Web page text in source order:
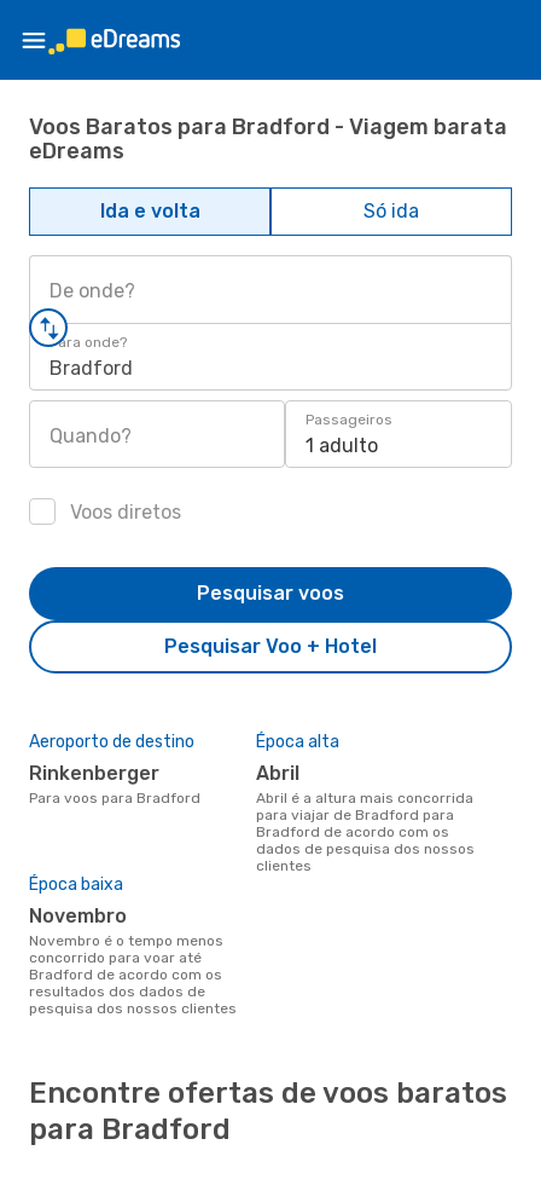
Voos Baratos para Bradford - Viagem barata
eDreams
Ida e volta Só ida
De onde?
Para onde?
Bradford
Quando?
Passageiros
1 adulto
Voos diretos
Pesquisar Voo + Hotel
Pesquisar voos
Aeroporto de destino
Rinkenberger
Para voos para Bradford
Época alta
abril
abril é a altura mais concorrida
para viajar de Bradford para
Bradford de acordo com os
dados de pesquisa dos nossos
clientes
Época baixa
novembro
novembro é o tempo menos
concorrido para voar até
Bradford de acordo com os
resultados dos dados de
pesquisa dos nossos clientes
Encontre ofertas de voos baratos
para Bradford